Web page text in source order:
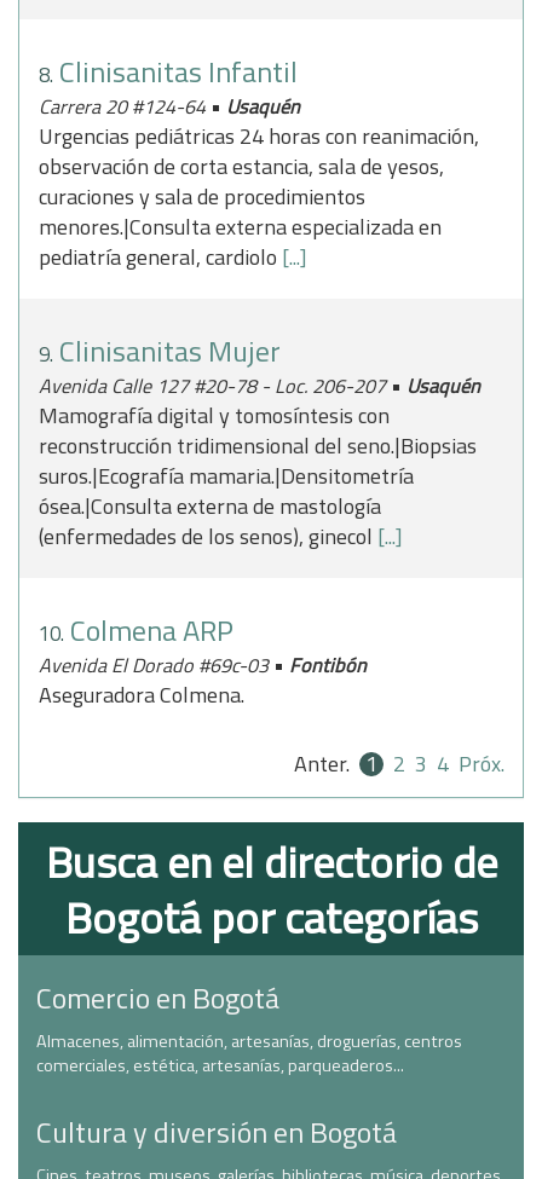
8. Clinisanitas Infantil
Carrera 20 #124-64 • Usaquén
Urgencias pediátricas 24 horas con reanimación,
observación de corta estancia, sala de yesos,
curaciones y sala de procedimientos
menores.|Consulta externa especializada en
pediatría general, cardiolo [...]
9. Clinisanitas Mujer
Avenida Calle 127 #20-78 - Loc. 206-207• Usaquén
Mamografía digital y tomosíntesis con
reconstrucción tridimensional del seno.|Biopsias
suros.|Ecografía mamaria.|Densitometría
ósea.|Consulta externa de mastología
(enfermedades de los senos), ginecol [...]
10. Colmena ARP
Avenida El Dorado #69c-03 • Fontibón
Aseguradora Colmena.
Anter. 1 2 3 4 Próx.
Busca en el directorio de
Bogotá por categorías
Comercio en Bogotá
Almacenes, alimentación, artesanías, droguerías, centros
comerciales, estética, artesanías, parqueaderos...
Cultura y diversión en Bogotá